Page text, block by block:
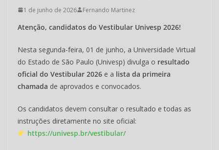
1 de junho de 2026 Fernando Martinez
Atenção, candidatos do Vestibular Univesp 2026!
Nesta segunda-feira, 01 de junho, a Universidade Virtual
do Estado de São Paulo (Univesp) divulga o resultado
oficial do Vestibular 2026 e a lista da primeira
chamada de aprovados e convocados.
Os candidatos devem consultar o resultado e todas as
instruções diretamente no site oficial:
https://univesp.br/vestibular/